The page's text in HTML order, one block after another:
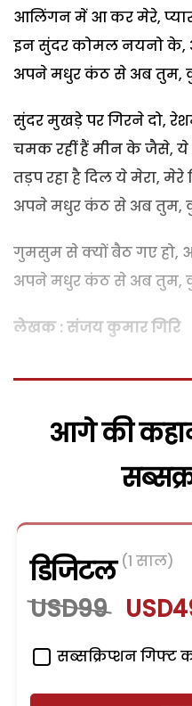
आलिंगन में आ कर मेरे,
इन सुंदर कोमल नयनो के,
अपने मधुर कंठ से अब तुम,
सुंदर मुखड़े पर गिरने दो,
चमक रहीं हैं मीन के जैसे,
तड़प रहा है दिल ये मेरा,
अपने मधुर कंठ से अब तुम,
गुमसुम से क्यों बैठ गए हो,
अपने मधुर कंठ से अब तुम,
लेखक : संजय कुमार गिरि
आगे की
डिजिटल (1 साल)
USD99
सब्सक्रिप्शन गिफ्ट